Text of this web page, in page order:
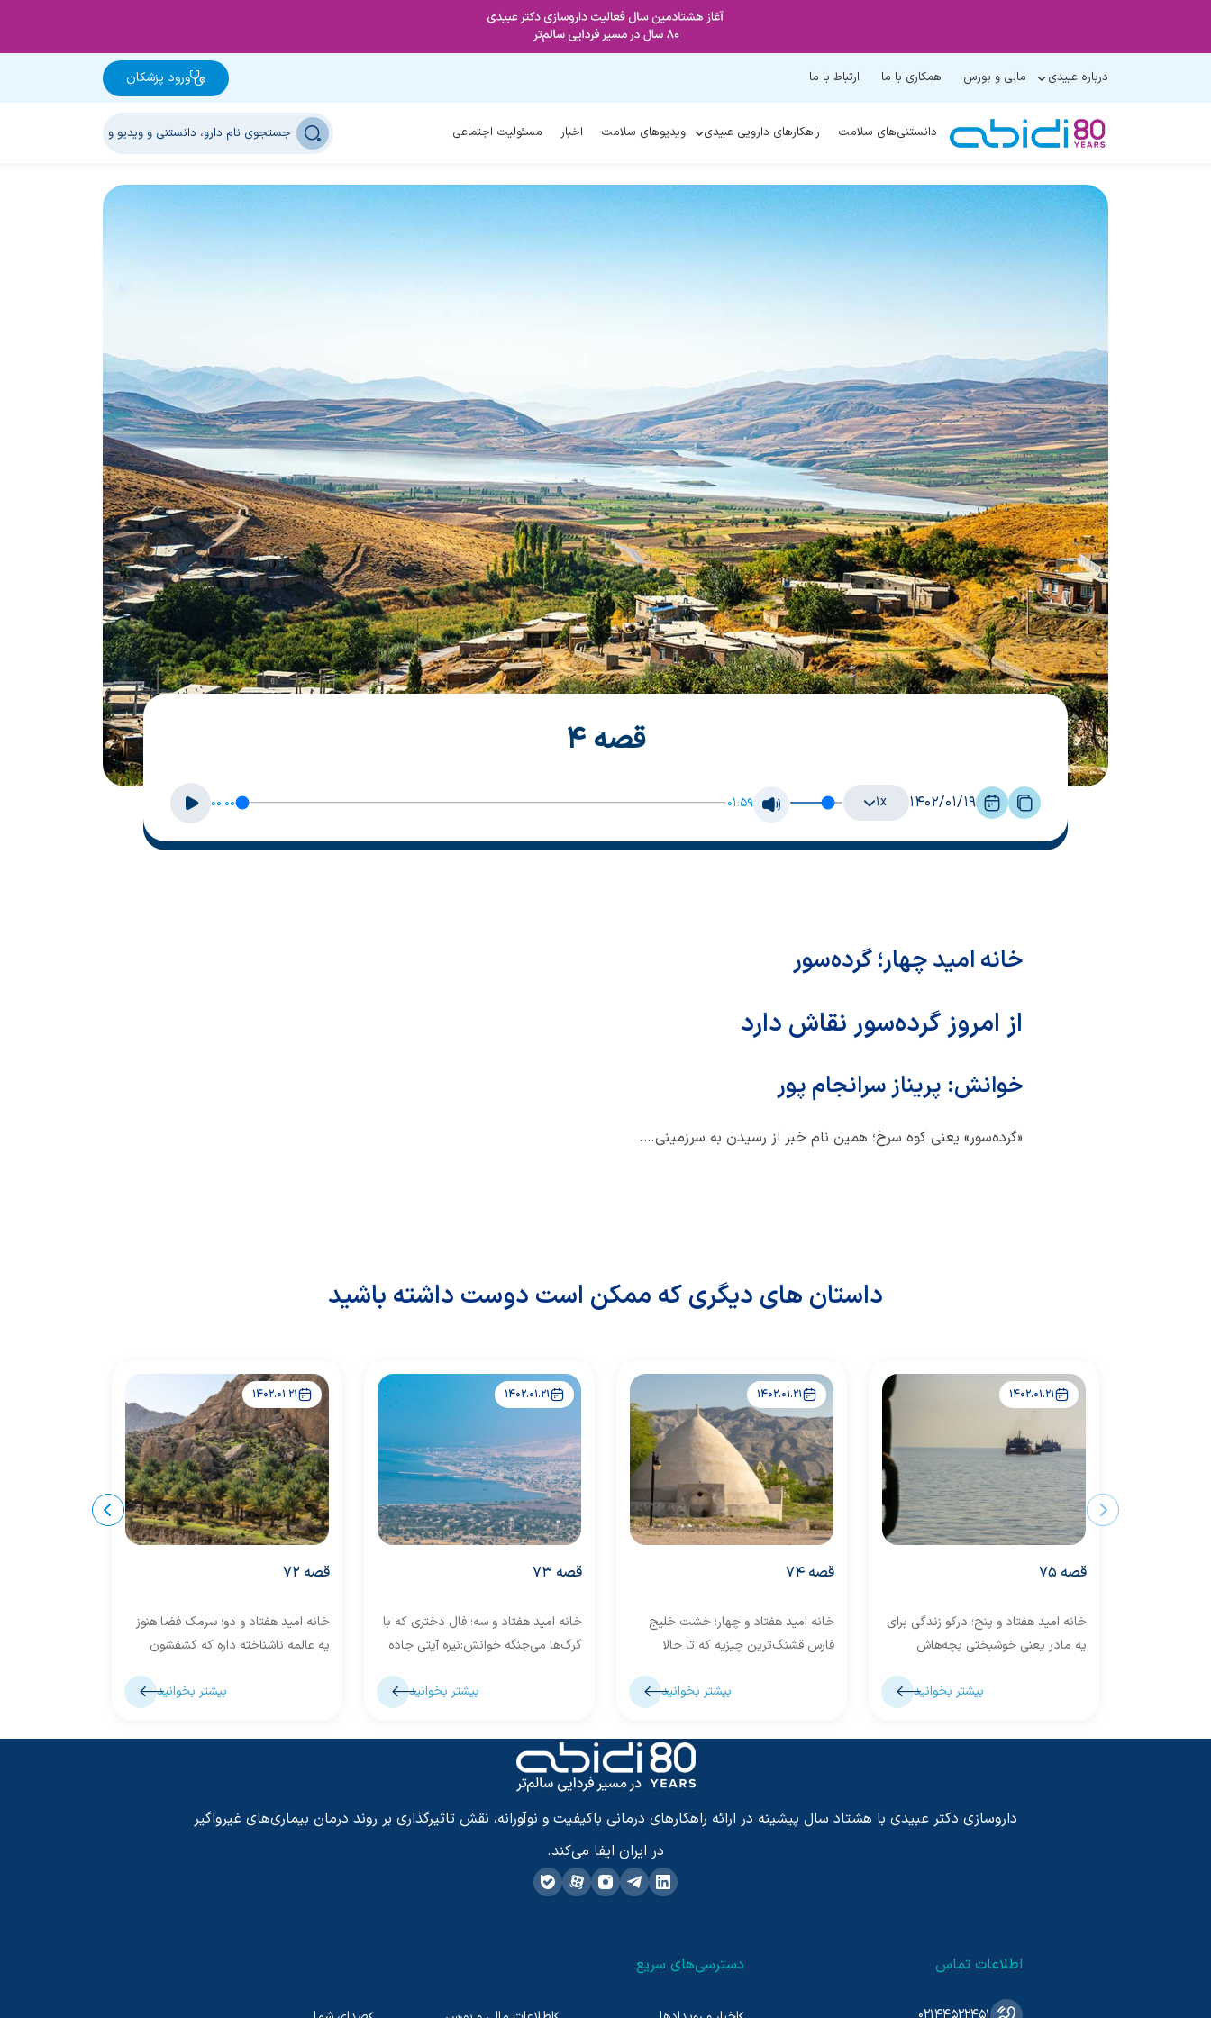
درباره عبیدی مالی و بورس همکاری با ما ارتباط با ما ورود پزشکان
دانستنی‌های سلامت راهکارهای دارویی عبیدی ویدیوهای سلامت اخبار مسئولیت اجتماعی
قصه 4
00:00 01:59 ۱x 1402/01/19
خانه امید چهار؛ گرده‌سور
از امروز گرده‌سور نقاش دارد
خوانش: پریناز سرانجام‌ پور
«گرده‌سور» یعنی کوه سرخ؛ همین نام خبر از رسیدن به سرزمینی….
داستان های دیگری که ممکن است دوست داشته باشید
1402.01.21
قصه 75
خانه امید هفتاد و پنج؛ درکو زندگی برای
یه مادر یعنی خوشبختی بچه‌هاش
بیشتر بخوانید
1402.01.21
قصه 74
خانه امید هفتاد و چهار؛ خشت خلیج
فارس قشنگ‌ترین چیزیه که تا حالا
«خشت» در نزدیکی...بیشتر بخوانید
1402.01.21
قصه 73
خانه امید هفتاد و سه؛ فال دختری که با
گرگ‌ها می‌جنگه خوانش:نیره آیتی جاده
بیشتر بخوانید
1402.01.21
قصه 72
خانه امید هفتاد و دو؛ سرمک فضا هنوز
یه عالمه ناشناخته داره که کشفشون
بیشتر بخوانید
داروسازی دکتر عبیدی با هشتاد سال پیشینه در ارائه راهکارهای درمانی باکیفیت و نوآورانه، نقش تاثیرگذاری بر روند درمان بیماری‌های غیرواگیر
در ایران ایفا می‌کند.
اطلاعات تماس دسترسی‌های سریع